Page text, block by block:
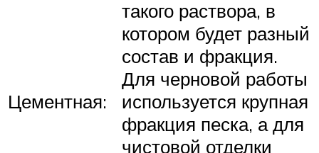
Цементная:
такого раствора, в
котором будет разный
состав и фракция.
Для черновой работы
используется крупная
фракция песка, а для
чистовой отделки